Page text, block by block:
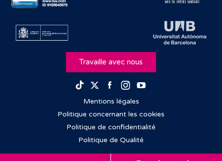
Travaille avec nous
TikTokTwitterFacebook
Instagram
Mentions légales
Politique concernant les cookies
Politique de confidentialité
Politique de Qualité